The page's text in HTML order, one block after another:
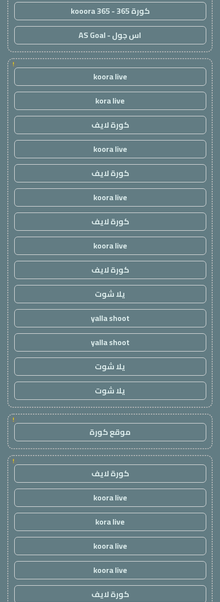
كورة 365 - kooora 365
اس جول - AS Goal
!
koora live
kora live
كورة لايف
koora live
كورة لايف
koora live
كورة لايف
koora live
كورة لايف
يلا شوت
yalla shoot
yalla shoot
يلا شوت
يلا شوت
!
موقع كورة
!
كورة لايف
koora live
kora live
koora live
koora live
كورة لايف